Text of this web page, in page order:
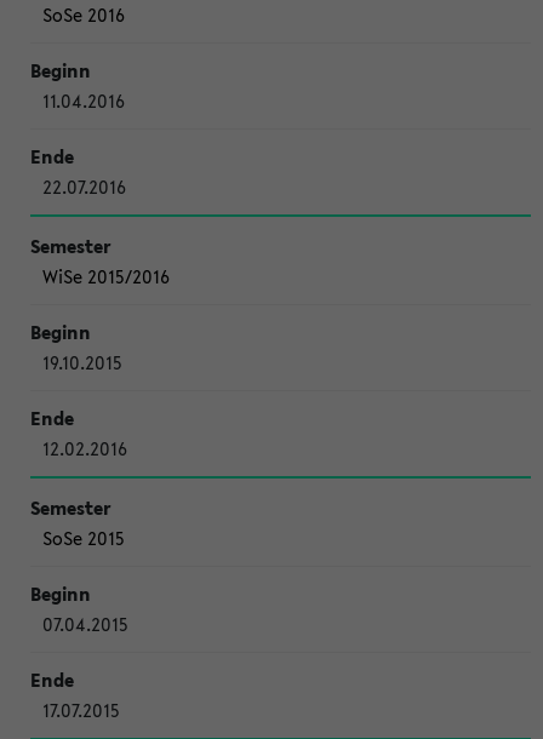
SoSe 2016
11.04.2016
22.07.2016
WiSe 2015/2016
19.10.2015
12.02.2016
SoSe 2015
07.04.2015
17.07.2015